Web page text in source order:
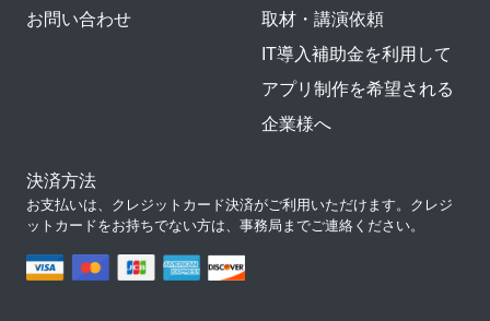
お問い合わせ
取材・講演依頼
IT導入補助金を利用して
アプリ制作を希望される
企業様へ
決済方法
お支払いは、クレジットカード決済がご利用いただけます。クレジ
ットカードをお持ちでない方は、事務局までご連絡ください。